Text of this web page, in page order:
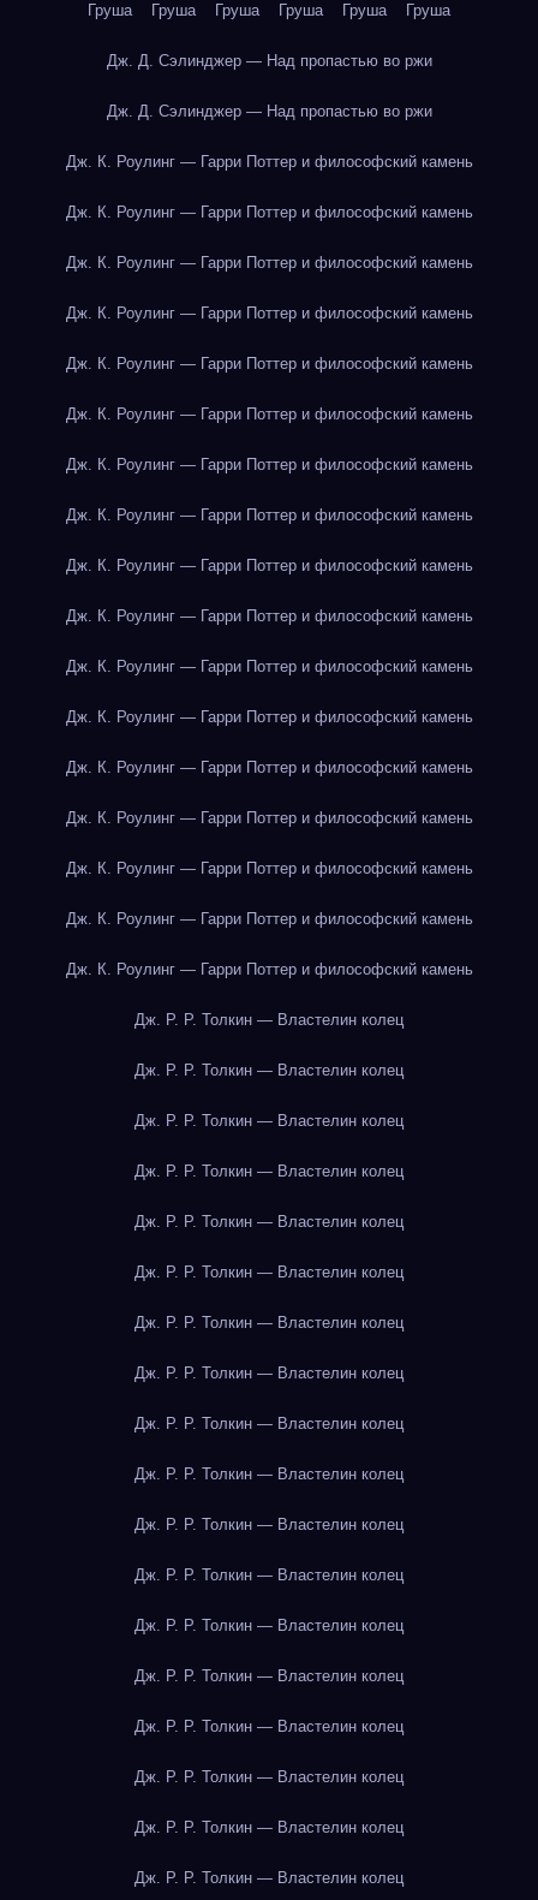
Груша Груша Груша Груша Груша Груша
Дж. Д. Сэлинджер — Над пропастью во ржи
Дж. Д. Сэлинджер — Над пропастью во ржи
Дж. К. Роулинг — Гарри Поттер и философский камень
Дж. К. Роулинг — Гарри Поттер и философский камень
Дж. К. Роулинг — Гарри Поттер и философский камень
Дж. К. Роулинг — Гарри Поттер и философский камень
Дж. К. Роулинг — Гарри Поттер и философский камень
Дж. К. Роулинг — Гарри Поттер и философский камень
Дж. К. Роулинг — Гарри Поттер и философский камень
Дж. К. Роулинг — Гарри Поттер и философский камень
Дж. К. Роулинг — Гарри Поттер и философский камень
Дж. К. Роулинг — Гарри Поттер и философский камень
Дж. К. Роулинг — Гарри Поттер и философский камень
Дж. К. Роулинг — Гарри Поттер и философский камень
Дж. К. Роулинг — Гарри Поттер и философский камень
Дж. К. Роулинг — Гарри Поттер и философский камень
Дж. К. Роулинг — Гарри Поттер и философский камень
Дж. К. Роулинг — Гарри Поттер и философский камень
Дж. К. Роулинг — Гарри Поттер и философский камень
Дж. Р. Р. Толкин — Властелин колец
Дж. Р. Р. Толкин — Властелин колец
Дж. Р. Р. Толкин — Властелин колец
Дж. Р. Р. Толкин — Властелин колец
Дж. Р. Р. Толкин — Властелин колец
Дж. Р. Р. Толкин — Властелин колец
Дж. Р. Р. Толкин — Властелин колец
Дж. Р. Р. Толкин — Властелин колец
Дж. Р. Р. Толкин — Властелин колец
Дж. Р. Р. Толкин — Властелин колец
Дж. Р. Р. Толкин — Властелин колец
Дж. Р. Р. Толкин — Властелин колец
Дж. Р. Р. Толкин — Властелин колец
Дж. Р. Р. Толкин — Властелин колец
Дж. Р. Р. Толкин — Властелин колец
Дж. Р. Р. Толкин — Властелин колец
Дж. Р. Р. Толкин — Властелин колец
Дж. Р. Р. Толкин — Властелин колец